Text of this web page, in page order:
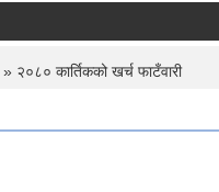
» २०८० कार्तिकको खर्च फाटँवारी